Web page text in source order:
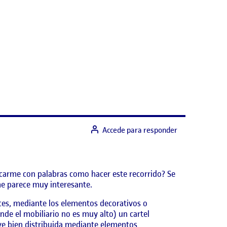
con palabras como hacer este recorrido? Se
parece muy interesante.
mediante los elementos decorativos o
el mobiliario no es muy alto) un cartel
bien distribuida mediante elementos
Accede para responder